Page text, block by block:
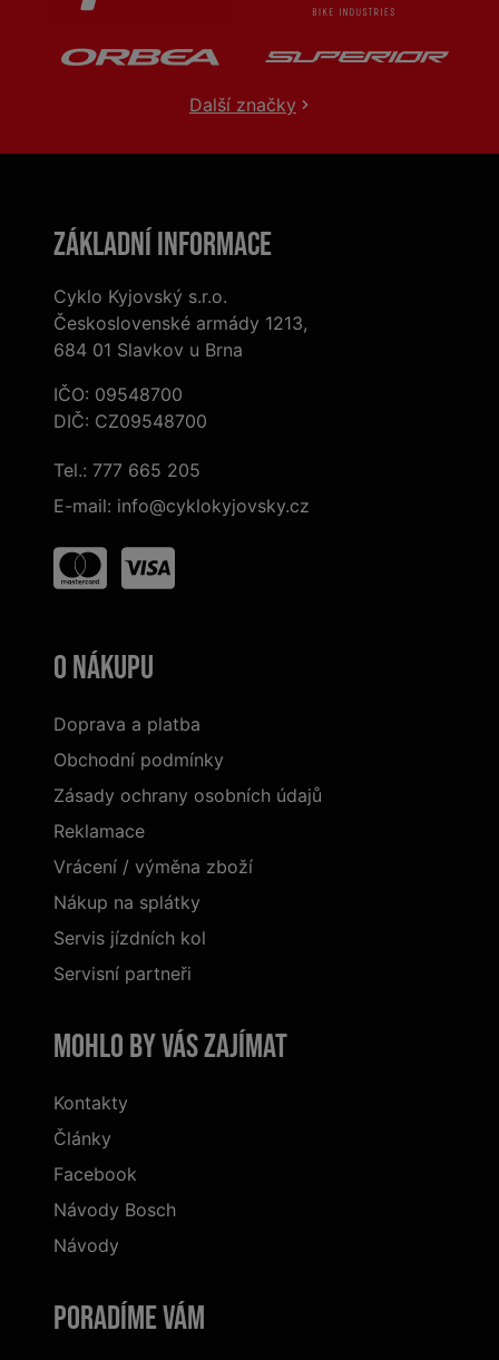
Další značky
Základní informace
Cyklo Kyjovský s.r.o.
Československé armády 1213,
684 01 Slavkov u Brna
IČO: 09548700
DIČ: CZ09548700
Tel.: 777 665 205
E-mail: info@cyklokyjovsky.cz
O nákupu
Doprava a platba
Obchodní podmínky
Zásady ochrany osobních údajů
Reklamace
Vrácení / výměna zboží
Nákup na splátky
Servis jízdních kol
Servisní partneři
Mohlo by vás zajímat
Kontakty
Články
Facebook
Návody Bosch
Návody
Poradíme Vám